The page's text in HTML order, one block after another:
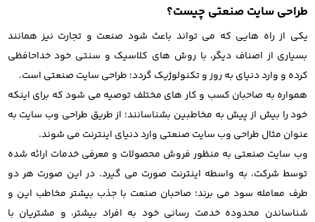
طراحی سایت صنعتی چیست؟
یکی از راه هایی که می تواند باعث شود صنعت و تجارت نیز همانند
بسیاری از اصناف دیگر، با روش های کلاسیک و سنتی خود خداحافظی
کرده و وارد دنیای به روز و تکنولوژیک گردد؛ طراحی سایت صنعتی است.
همواره به صاحبان کسب و کار های مختلف توصیه می شود که برای اینکه
خود را بیش از پیش به مخاطبین بشناسانند؛ از طریق طراحی وب سایت به
عنوان مثال طراحی وب سایت صنعتی وارد دنیای اینترنت می شوند.
وب سایت صنعتی به منظور فروش محصولات و معرفی خدمات ارائه شده
توسط شرکت، به واسطه اینترنت صورت می گیرد. در این صورت هر دو
طرف معامله سود می برند؛ صاحبان صنعت با جذب بیشتر مخاطب این و
شناساندن محدوده خدمت رسانی خود به افراد بیشتر، و مشتریان با